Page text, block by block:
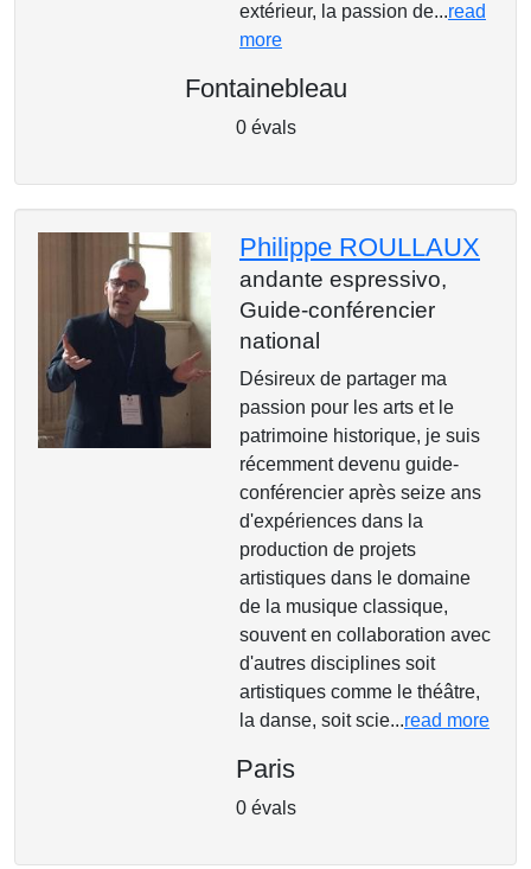
extérieur, la passion de...read
more
Fontainebleau
0 évals
Philippe ROULLAUX
andante espressivo,
Guide-conférencier
national
Désireux de partager ma
passion pour les arts et le
patrimoine historique, je suis
récemment devenu guide-
conférencier après seize ans
d'expériences dans la
production de projets
artistiques dans le domaine
de la musique classique,
souvent en collaboration avec
d'autres disciplines soit
artistiques comme le théâtre,
la danse, soit scie...read more
Paris
0 évals